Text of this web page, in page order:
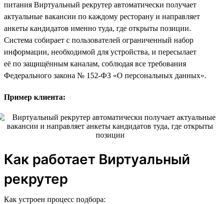
питания Виртуальный рекрутер автоматически получает
актуальные вакансии по каждому ресторану и направляет
анкеты кандидатов именно туда, где открыты позиции.
Система собирает с пользователей ограниченный набор
информации, необходимой для устройства, и пересылает
её по защищённым каналам, соблюдая все требования
Федерального закона № 152-ФЗ «О персональных данных».
Пример клиента:
Как работает Виртуальный
рекрутер
Как устроен процесс подбора: